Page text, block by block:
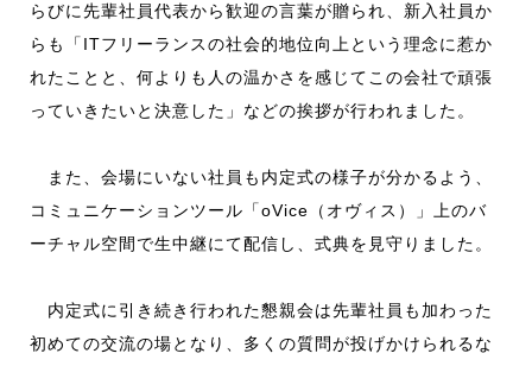
らびに先輩社員代表から歓迎の言葉が贈られ、新入社員か
らも「ITフリーランスの社会的地位向上という理念に惹か
れたことと、何よりも人の温かさを感じてこの会社で頑張
っていきたいと決意した」などの挨拶が行われました。
また、会場にいない社員も内定式の様子が分かるよう、
コミュニケーションツール「oVice（オヴィス）」上のバ
ーチャル空間で生中継にて配信し、式典を見守りました。
内定式に引き続き行われた懇親会は先輩社員も加わった
初めての交流の場となり、多くの質問が投げかけられるな